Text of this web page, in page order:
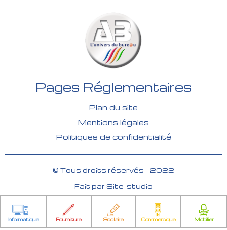
Pages Réglementaires
Plan du site
Mentions légales
Politiques de confidentialité
© Tous droits réservés - 2022
Fait par Site-studio
Informatique Fourniture Scolaire Commercique Mobilier